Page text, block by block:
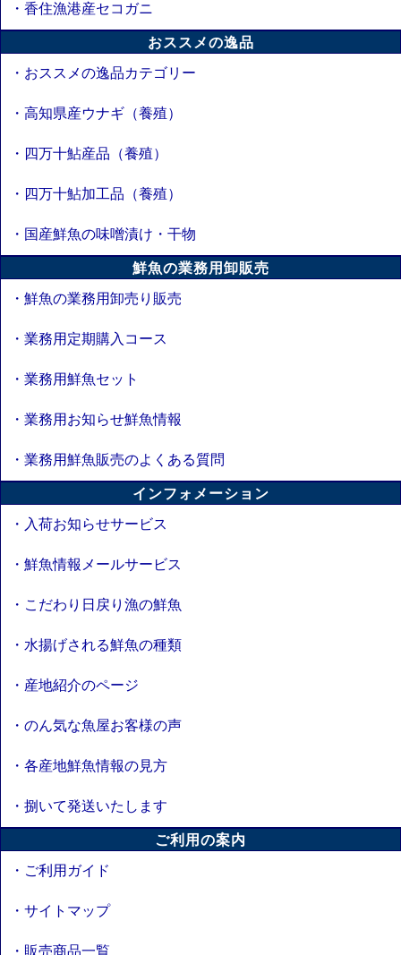
・香住漁港産セコガニ
おススメの逸品
・おススメの逸品カテゴリー
・高知県産ウナギ（養殖）
・四万十鮎産品（養殖）
・四万十鮎加工品（養殖）
・国産鮮魚の味噌漬け・干物
鮮魚の業務用卸販売
・鮮魚の業務用卸売り販売
・業務用定期購入コース
・業務用鮮魚セット
・業務用お知らせ鮮魚情報
・業務用鮮魚販売のよくある質問
インフォメーション
・入荷お知らせサービス
・鮮魚情報メールサービス
・こだわり日戻り漁の鮮魚
・水揚げされる鮮魚の種類
・産地紹介のページ
・のん気な魚屋お客様の声
・各産地鮮魚情報の見方
・捌いて発送いたします
ご利用の案内
・ご利用ガイド
・サイトマップ
・販売商品一覧